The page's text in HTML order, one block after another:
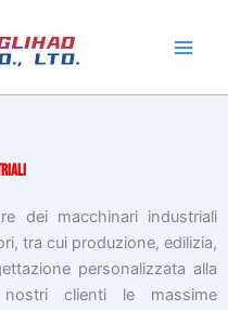
dei macchinari industriali
tra cui produzione, edilizia,
personalizzata alla
clienti le massime